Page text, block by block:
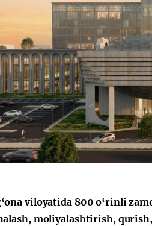
viloyatida 800 o‘rinli
moliyalashtirish,